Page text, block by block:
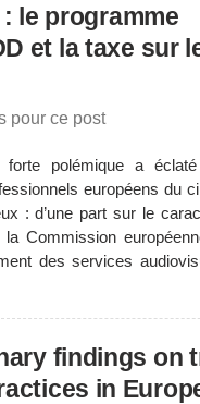
le programme
et la taxe sur
pour ce post
polémique a
européens du
: d’une part sur le
Commission
des services
findings on
in